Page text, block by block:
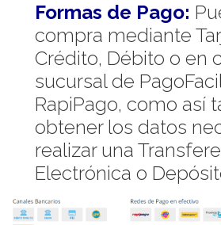
Formas de Pago:
compra mediante
Crédito, Débito o en
sucursal de
RapiPago, como así
obtener los datos
realizar una
Electrónica o